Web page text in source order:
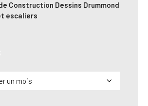
Construction Dessins Drummond
escaliers